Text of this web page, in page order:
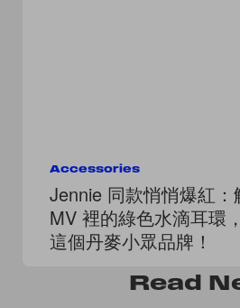
Accessories
Jennie 同款悄悄爆紅：
MV 裡的綠色水滴耳環
這個丹麥小眾品牌！
Read